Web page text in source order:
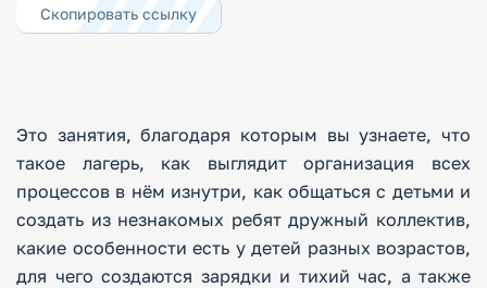
Скопировать ссылку
Это занятия, благодаря которым вы узнаете, что
такое лагерь, как выглядит организация всех
процессов в нём изнутри, как общаться с детьми и
создать из незнакомых ребят дружный коллектив,
какие особенности есть у детей разных возрастов,
для чего создаются зарядки и тихий час, а также